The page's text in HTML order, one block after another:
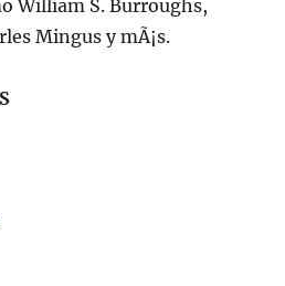
William S. Burroughs,
Mingus y mÃ¡s.